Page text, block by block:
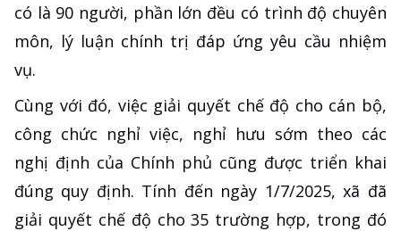
có là 90 người, phần lớn đều có trình độ chuyên
môn, lý luận chính trị đáp ứng yêu cầu nhiệm
vụ.
Cùng với đó, việc giải quyết chế độ cho cán bộ,
công chức nghỉ việc, nghỉ hưu sớm theo các
nghị định của Chính phủ cũng được triển khai
đúng quy định. Tính đến ngày 1/7/2025, xã đã
giải quyết chế độ cho 35 trường hợp, trong đó